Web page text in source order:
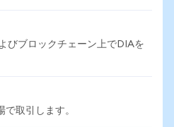
びブロックチェーン上でDIAを
で取引します。